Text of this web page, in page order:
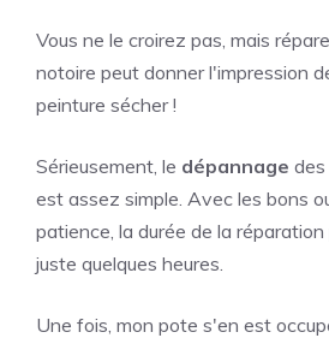
Vous ne le croirez pas, mais
notoire peut donner l'impression
peinture sécher !
Sérieusement, le dépannage des
est assez simple. Avec les bons
patience, la durée de la
juste quelques heures.
Une fois, mon pote s'en est